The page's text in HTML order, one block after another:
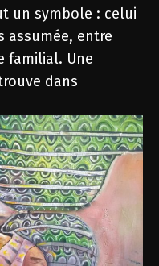
un symbole : celui
assumée, entre
familial. Une
dans